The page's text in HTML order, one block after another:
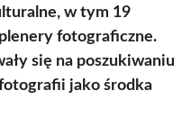
w tym 19
fotograficzne.
się na poszukiwaniu
jako środka